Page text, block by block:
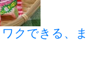
クできる、ま